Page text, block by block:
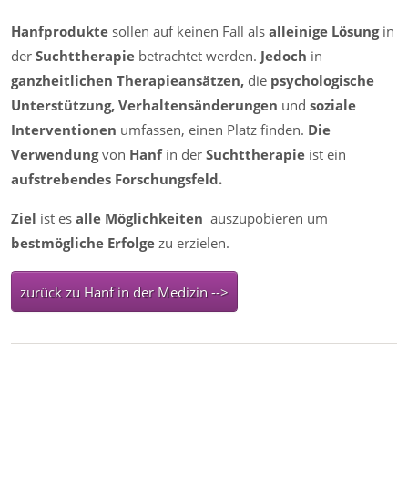
Hanfprodukte sollen auf keinen Fall als alleinige Lösungin
der Suchttherapie betrachtet werden. Jedoch in
ganzheitlichen Therapieansätzen, die psychologische
Unterstützung, Verhaltensänderungen und soziale
Interventionen umfassen, einen Platz finden. Die
Verwendungvon Hanfin der Suchttherapie ist ein
aufstrebendes Forschungsfeld.
Ziel ist es alle Möglichkeiten auszupobieren um
bestmögliche Erfolge zu erzielen.
zurück zu Hanf in der Medizin -->